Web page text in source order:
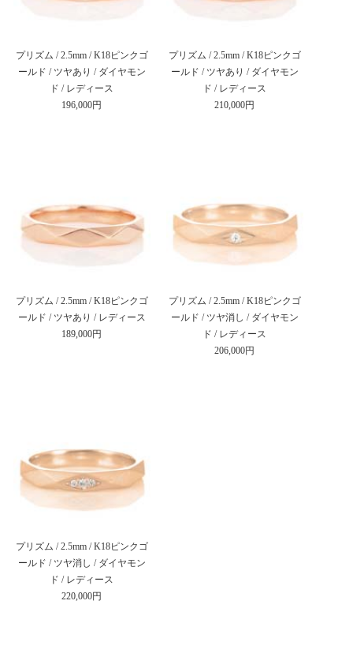
プリズム / 2.5mm / K18ピンクゴ
ールド / ツヤあり / ダイヤモン
ド / レディース
196,000円
プリズム / 2.5mm / K18ピンクゴ
ールド / ツヤあり / ダイヤモン
ド / レディース
210,000円
プリズム / 2.5mm / K18ピンクゴ
ールド / ツヤあり / レディース
189,000円
プリズム / 2.5mm / K18ピンクゴ
ールド / ツヤ消し / ダイヤモン
ド / レディース
206,000円
プリズム / 2.5mm / K18ピンクゴ
ールド / ツヤ消し / ダイヤモン
ド / レディース
220,000円